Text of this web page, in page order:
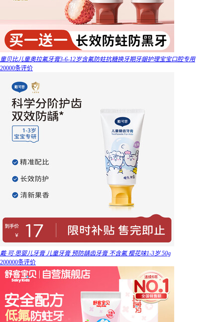
童贝比儿童奥拉氟牙膏3-6-12岁含氟防蛀抗糖换牙期牙龈护理宝宝口腔专用
20000条评价
戴·可·思婴儿牙膏 儿童牙膏 预防龋齿牙膏 不含氟 樱花味1-3岁 50g
200000条评价